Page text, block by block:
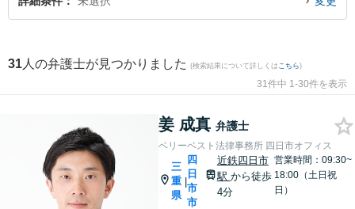
31 人の弁護士が見つかりました (検索結果について詳しくは こちら)
31件中 1-30件を表示
姜 成真 弁護士
ベリーベスト法律事務所 四日市オフィス
三
重
県
|
四
日
市
市
近鉄四日市
駅 から徒歩
4分
営業時間：09:30~
18:00（土日祝
日）